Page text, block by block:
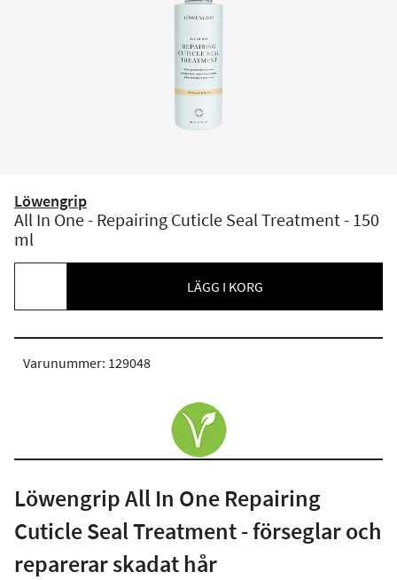
Löwengrip
All In One - Repairing Cuticle Seal Treatment - 150
ml
LÄGG I KORG
Varunummer: 129048
Löwengrip All In One Repairing
Cuticle Seal Treatment - förseglar och
reparerar skadat hår